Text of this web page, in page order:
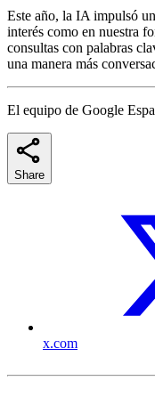
Este año, la IA impulsó
interés como en nuestra
consultas con palabras
una manera más
El equipo de Google
Share
x.com